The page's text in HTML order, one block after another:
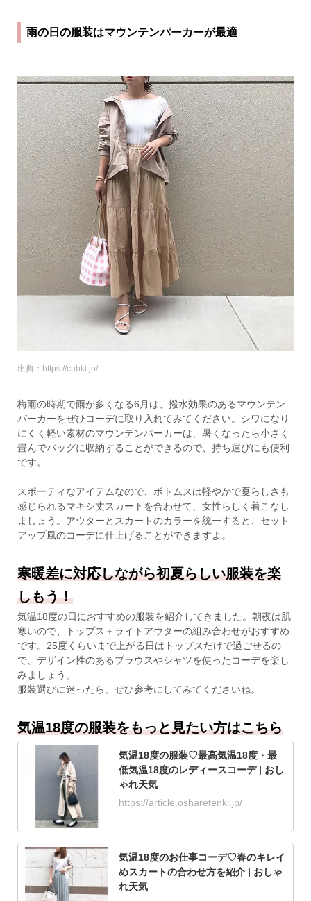
雨の日の服装はマウンテンパーカーが最適
出典：https://cubki.jp/
梅雨の時期で雨が多くなる6月は、撥水効果のあるマウンテン
パーカーをぜひコーデに取り入れてみてください。シワになり
にくく軽い素材のマウンテンパーカーは、暑くなったら小さく
畳んでバッグに収納することができるので、持ち運びにも便利
です。
スポーティなアイテムなので、ボトムスは軽やかで夏らしさも
感じられるマキシ丈スカートを合わせて、女性らしく着こなし
ましょう。アウターとスカートのカラーを統一すると、セット
アップ風のコーデに仕上げることができますよ。
寒暖差に対応しながら初夏らしい服装を楽
しもう！
気温18度の日におすすめの服装を紹介してきました。朝夜は肌
寒いので、トップス＋ライトアウターの組み合わせがおすすめ
です。25度くらいまで上がる日はトップスだけで過ごせるの
で、デザイン性のあるブラウスやシャツを使ったコーデを楽し
みましょう。
服装選びに迷ったら、ぜひ参考にしてみてくださいね。
気温18度の服装をもっと見たい方はこちら
気温18度の服装♡最高気温18度・最
低気温18度のレディースコーデ | おし
ゃれ天気
https://article.osharetenki.jp/
気温18度のお仕事コーデ♡春のキレイ
めスカートの合わせ方を紹介 | おしゃ
れ天気